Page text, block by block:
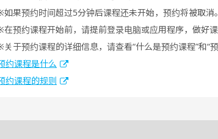
如果预约时间超过5分钟后课程还未开始，预约将被取消。
在预约课程开始前，请提前登录电脑或应用程序，做好课
关于预约课程的详细信息，请查看“什么是预约课程”和“预
约课程是什么
约课程的规则